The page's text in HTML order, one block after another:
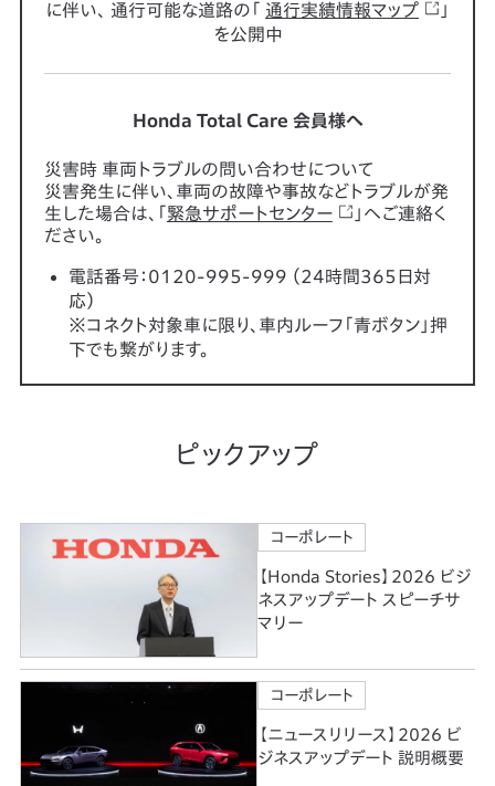
に伴い、
通行可能な道路の「 通行実績情報マップ
」
を公開中
Honda Total Care 会員様へ
災害時 車両トラブルの問い合わせについて
災害発生に伴い、車両の故障や事故などトラブルが発
生した場合は、「 緊急サポートセンター
」へご連絡く
ださい。
電話番号：0120-995-999 （24時間365日対
応）
※コネクト対象車に限り、車内ルーフ「青ボタン」押
下でも繋がります。
ピックアップ
コーポレート
【Honda Stories】2026 ビジ
ネスアップデート スピーチサ
マリー
コーポレート
【ニュースリリース】2026 ビ
ジネスアップデート 説明概要